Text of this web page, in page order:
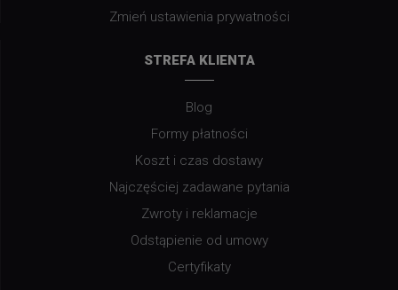
Zmień ustawienia prywatności
STREFA KLIENTA
Blog
Formy płatności
Koszt i czas dostawy
Najczęściej zadawane pytania
Zwroty i reklamacje
Odstąpienie od umowy
Certyfikaty